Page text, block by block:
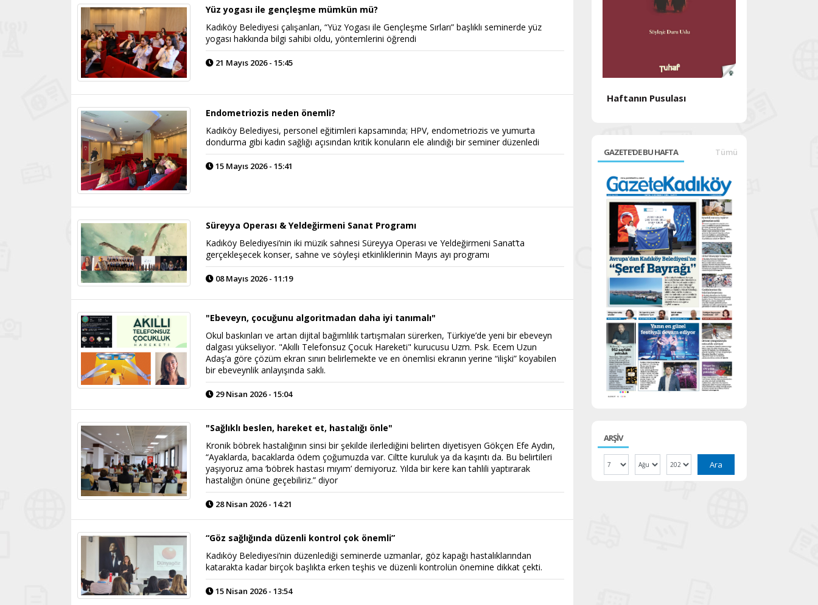
Yüz yogası ile gençleşme mümkün mü?
Kadıköy Belediyesi çalışanları, “Yüz Yogası ile Gençleşme Sırları” başlıklı seminerde yüz
yogası hakkında bilgi sahibi oldu, yöntemlerini öğrendi
21 Mayıs 2026 - 15:45
Endometriozis neden önemli?
Kadıköy Belediyesi, personel eğitimleri kapsamında; HPV, endometriozis ve yumurta
dondurma gibi kadın sağlığı açısından kritik konuların ele alındığı bir seminer düzenledi
15 Mayıs 2026 - 15:41
Süreyya Operası & Yeldeğirmeni Sanat Programı
Kadıköy Belediyesi’nin iki müzik sahnesi Süreyya Operası ve Yeldeğirmeni Sanat’ta
gerçekleşecek konser, sahne ve söyleşi etkinliklerinin Mayıs ayı programı
08 Mayıs 2026 - 11:19
"Ebeveyn, çocuğunu algoritmadan daha iyi tanımalı"
Okul baskınları ve artan dijital bağımlılık tartışmaları sürerken, Türkiye’de yeni bir ebeveyn
dalgası yükseliyor. "Akıllı Telefonsuz Çocuk Hareketi" kurucusu Uzm. Psk. Ecem Uzun
Adaş’a göre çözüm ekran sınırı belirlemekte ve en önemlisi ekranın yerine “ilişki” koyabilen
bir ebeveynlik anlayışında saklı.
29 Nisan 2026 - 15:04
"Sağlıklı beslen, hareket et, hastalığı önle"
Kronik böbrek hastalığının sinsi bir şekilde ilerlediğini belirten diyetisyen Gökçen Efe Aydın,
“Ayaklarda, bacaklarda ödem çoğumuzda var. Ciltte kuruluk ya da kaşıntı da. Bu belirtileri
yaşıyoruz ama ‘böbrek hastası mıyım’ demiyoruz. Yılda bir kere kan tahlili yaptırarak
hastalığın önüne geçebiliriz.” diyor
28 Nisan 2026 - 14:21
“Göz sağlığında düzenli kontrol çok önemli”
Kadıköy Belediyesi’nin düzenlediği seminerde uzmanlar, göz kapağı hastalıklarından
katarakta kadar birçok başlıkta erken teşhis ve düzenli kontrolün önemine dikkat çekti.
15 Nisan 2026 - 13:54
Haftanın Pusulası
GAZETE'DE BU HAFTA Tümü
ARŞİV
Ara